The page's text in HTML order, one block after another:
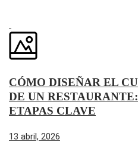
CÓMO DISEÑAR EL
DE UN
ETAPAS CLAVE
13 abril, 2026